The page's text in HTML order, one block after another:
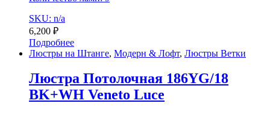
SKU: n/a
6,200 ₽
Подробнее
Люстры на Штанге, Модерн & Лофт, Люстры Ветки
Люстра Потолочная 186YG/18
BK+WH Veneto Luce